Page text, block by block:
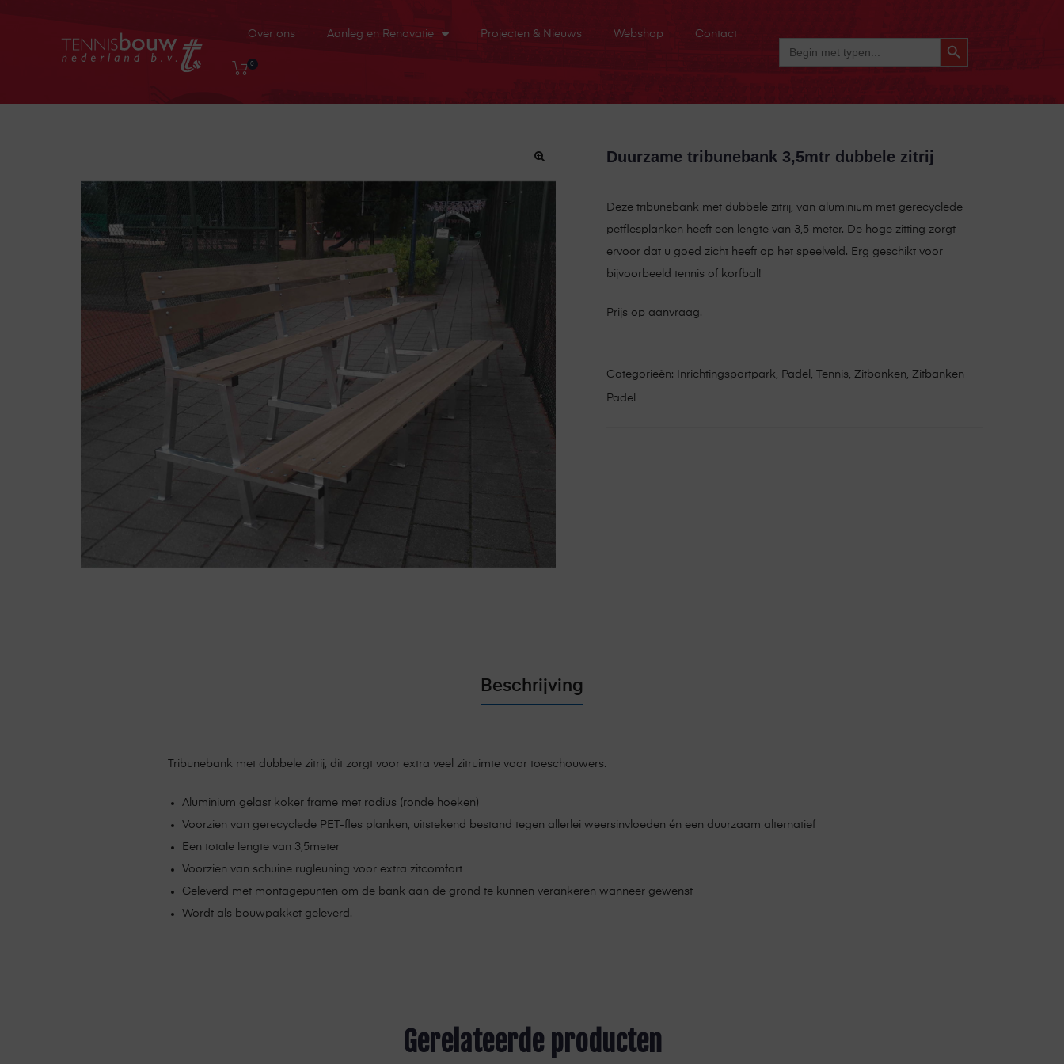
Over ons Aanleg en Renovatie Projecten & Nieuws Webshop Contact
0
Naar:
Zoekknop
Duurzame tribunebank 3,5mtr dubbele zitrij
Deze tribunebank met dubbele zitrij, van aluminium met gerecyclede
petflesplanken heeft een lengte van 3,5 meter. De hoge zitting zorgt
ervoor dat u goed zicht heeft op het speelveld. Erg geschikt voor
bijvoorbeeld tennis of korfbal!
Prijs op aanvraag.
Categorieën: Inrichtingsportpark, Padel , Tennis, Zitbanken, Zitbanken
Padel
Beschrijving
Tribunebank met dubbele zitrij, dit zorgt voor extra veel zitruimte voor toeschouwers.
Aluminium gelast koker frame met radius (ronde hoeken)
Voorzien van gerecyclede PET-fles planken, uitstekend bestand tegen allerlei weersinvloeden én een duurzaam alternatief
Een totale lengte van 3,5meter
Voorzien van schuine rugleuning voor extra zitcomfort
Geleverd met montagepunten om de bank aan de grond te kunnen verankeren wanneer gewenst
Wordt als bouwpakket geleverd.
Gerelateerde producten